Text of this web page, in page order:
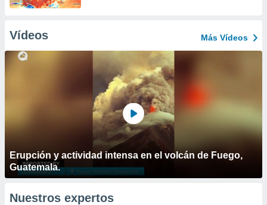
Vídeos Más Vídeos
Erupción y actividad intensa en el volcán de Fuego,
Guatemala.
Nuestros expertos